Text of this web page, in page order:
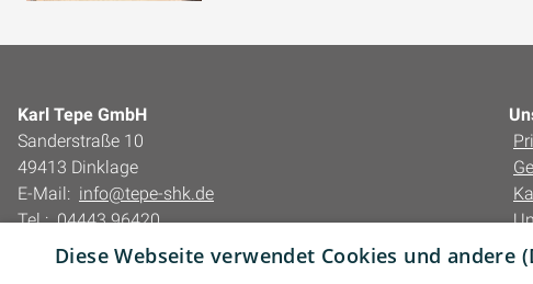
Karl Tepe GmbH
Sanderstraße 10
49413 Dinklage
E-Mail: info@tepe-shk.de
Tel.: 04443 96420
Impressum
Diese Webseite verwendet Cookies und andere